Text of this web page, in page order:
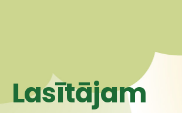
Lasītājam